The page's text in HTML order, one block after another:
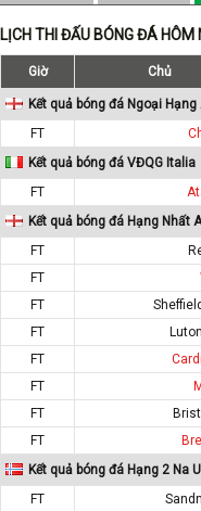
LỊCH THI ĐẤU BÓNG ĐÁ HÔM
Giờ Chủ
Kết quả bóng đá Ngoại Hạng
FT
Kết quả bóng đá VĐQG Italia
FT
Kết quả bóng đá Hạng Nhất
FT
FT
FT
FT
FT
FT
FT
FT
Kết quả bóng đá Hạng 2 Na
FT